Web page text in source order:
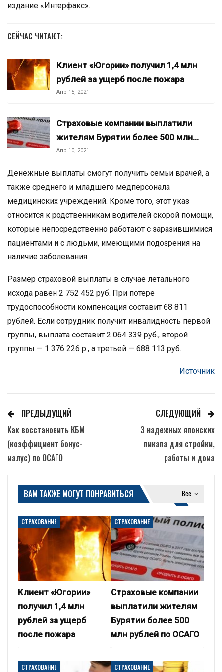
издание «Интерфакс».
СЕЙЧАС ЧИТАЮТ:
Клиент «Югории» получил 1,4 млн
рублей за ущерб после пожара
Апр 15, 2021
Страховые компании выплатили
жителям Бурятии более 500 млн…
Апр 10, 2021
Денежные выплаты смогут получить семьи врачей, а
также среднего и младшего медперсонала
медицинских учреждений. Кроме того, этот указ
относится к родственникам водителей скорой помощи,
которые непосредственно работают с заразившимися
пациентами и с людьми, имеющими подозрения на
наличие заболевания.
Размер страховой выплаты в случае летального
исхода равен 2 752 452 руб. При потере
трудоспособности компенсация составит 68 811
рублей. Если сотрудник получит инвалидность первой
группы, выплата составит 2 064 339 руб., второй
группы — 1 376 226 р., а третьей — 688 113 руб.
Источник
ПРЕДЫДУЩИЙ
Как восстановить КБМ
(коэффициент бонус-
малус) по ОСАГО
СЛЕДУЮЩИЙ
3 надежных японских
пикапа для стройки,
работы и дома
Все
ВАМ ТАКЖЕ МОГУТ ПОНРАВИТЬСЯ
СТРАХОВАНИЕ
Клиент «Югории»
получил 1,4 млн
рублей за ущерб
после пожара
СТРАХОВАНИЕ
Страховые компании
выплатили жителям
Бурятии более 500
млн рублей по ОСАГО
СТРАХОВАНИЕ СТРАХОВАНИЕ